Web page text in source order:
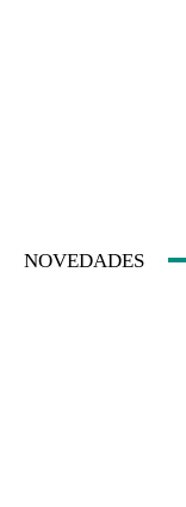
NOVEDADES